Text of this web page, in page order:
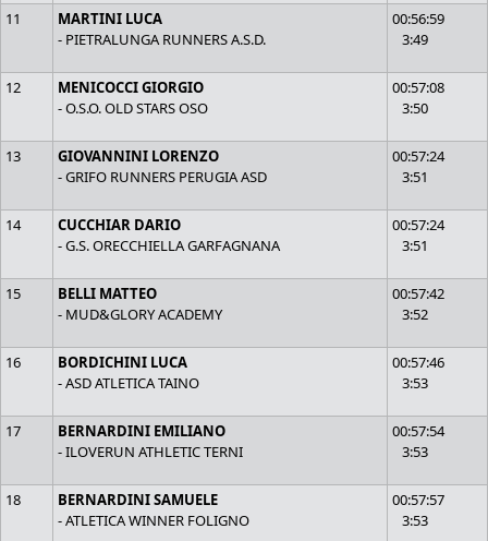
11
MARTINI LUCA
- PIETRALUNGA RUNNERS A.S.D.
00:56:59
3:49
12
MENICOCCI GIORGIO
- O.S.O. OLD STARS OSO
00:57:08
3:50
13
GIOVANNINI LORENZO
- GRIFO RUNNERS PERUGIA ASD
00:57:24
3:51
14
CUCCHIAR DARIO
- G.S. ORECCHIELLA GARFAGNANA
00:57:24
3:51
15
BELLI MATTEO
- MUD&GLORY ACADEMY
00:57:42
3:52
16
BORDICHINI LUCA
- ASD ATLETICA TAINO
00:57:46
3:53
17
BERNARDINI EMILIANO
- ILOVERUN ATHLETIC TERNI
00:57:54
3:53
18
BERNARDINI SAMUELE
- ATLETICA WINNER FOLIGNO
00:57:57
3:53